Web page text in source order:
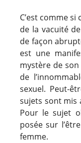
C’est comme
de la vacuité
de façon
est une
mystère de son
de
sexuel. Peut-
sujets sont mis
Pour le sujet
posée sur
femme.